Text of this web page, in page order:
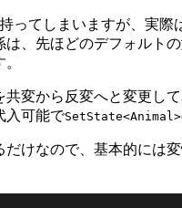
ってしまいますが、実際
、先ほどのデフォルト
共変から反変へと変更して
入可能でSetState<Animal>
けなので、基本的に